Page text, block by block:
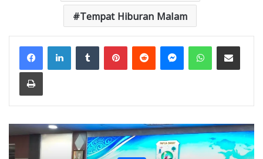
Tempat Hiburan Malam
FacebookLinkedInTumblr PinterestReddit MessengerWhatsAppShare via Email
Print